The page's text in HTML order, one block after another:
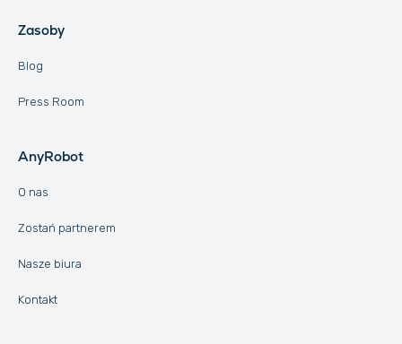
Zasoby
Blog
Press Room
AnyRobot
O nas
Zostań partnerem
Nasze biura
Kontakt